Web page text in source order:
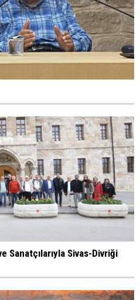
Sanatçılarıyla Sivas-Divriği